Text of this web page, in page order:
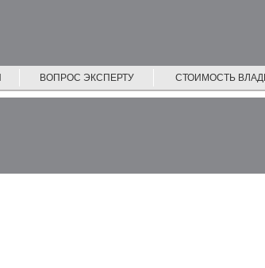
ВОПРОС ЭКСПЕРТУ СТОИМОСТЬ